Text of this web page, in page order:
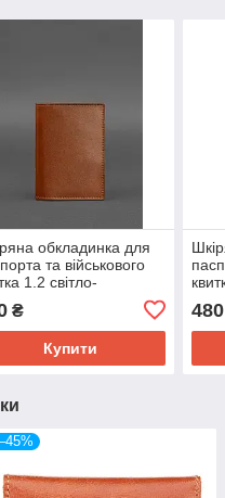
обкладинка для
та військового
1.2 світло-
₴
Купити
480